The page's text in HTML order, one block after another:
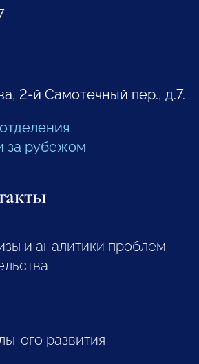
2-й Самотечный пер., д.7.
за рубежом
и аналитики проблем
развития